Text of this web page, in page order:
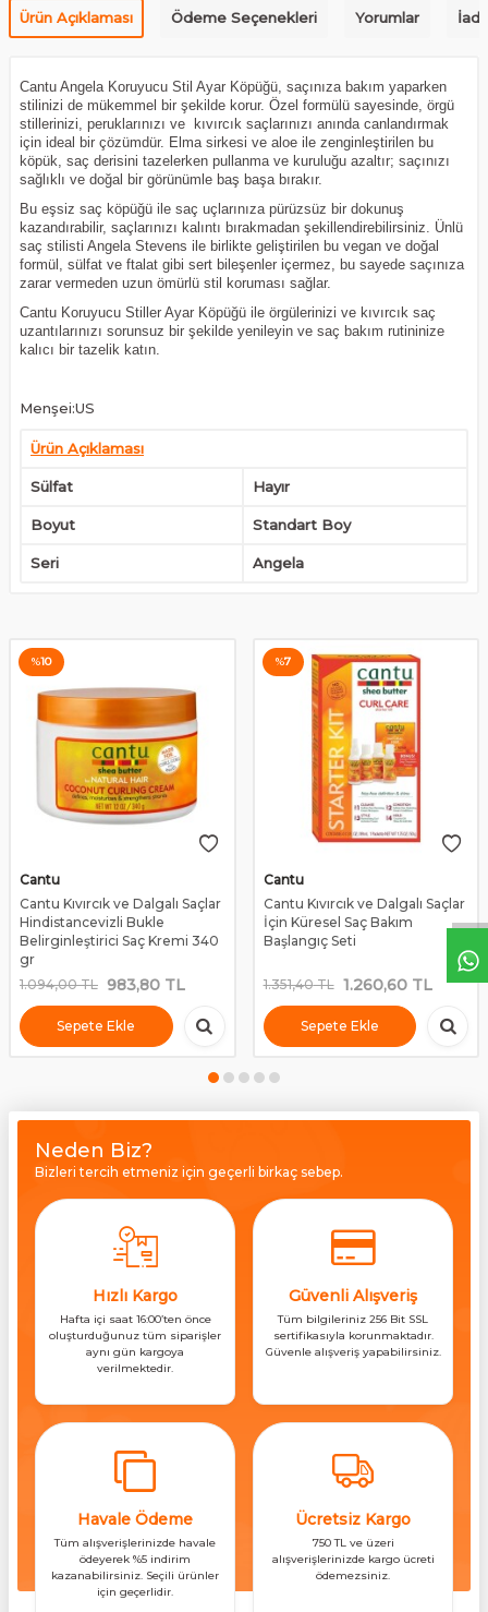
Ürün Açıklaması Ödeme Seçenekleri Yorumlar
Cantu Angela Koruyucu Stil Ayar Köpüğü, saçınıza bakım yaparken
stilinizi de mükemmel bir şekilde korur. Özel formülü sayesinde, örgü
stillerinizi, peruklarınızı ve kıvırcık saçlarınızı anında canlandırmak
için ideal bir çözümdür. Elma sirkesi ve aloe ile zenginleştirilen bu
köpük, saç derisini tazelerken pullanma ve kuruluğu azaltır; saçınızı
sağlıklı ve doğal bir görünümle baş başa bırakır.
Bu eşsiz saç köpüğü ile saç uçlarınıza pürüzsüz bir dokunuş
kazandırabilir, saçlarınızı kalıntı bırakmadan şekillendirebilirsiniz. Ünlü
saç stilisti Angela Stevens ile birlikte geliştirilen bu vegan ve doğal
formül, sülfat ve ftalat gibi sert bileşenler içermez, bu sayede saçınıza
zarar vermeden uzun ömürlü stil koruması sağlar.
Cantu Koruyucu Stiller Ayar Köpüğü ile örgülerinizi ve kıvırcık saç
uzantılarınızı sorunsuz bir şekilde yenileyin ve saç bakım rutininize
kalıcı bir tazelik katın.
Menşei:US
Ürün Açıklaması
Sülfat Hayır
Boyut Standart Boy
Seri Angela
%10
Cantu
Cantu Kıvırcık ve Dalgalı Saçlar
Hindistancevizli Bukle
Belirginleştirici Saç Kremi 340
gr
1.094,00TL 983,80 TL
Sepete Ekle
%7
Cantu
Cantu Kıvırcık ve Dalgalı Saçlar
İçin Küresel Saç Bakım
Başlangıç Seti
1.351,40TL 1.260,60TL
Sepete Ekle
Neden Biz?
Bizleri tercih etmeniz için geçerli birkaç sebep.
Hızlı Kargo
Hafta içi saat 16:00’ten önce
oluşturduğunuz tüm siparişler
aynı gün kargoya
verilmektedir.
Güvenli Alışveriş
Tüm bilgileriniz 256 Bit SSL
sertifikasıyla korunmaktadır.
Güvenle alışveriş yapabilirsiniz.
Havale Ödeme
Tüm alışverişlerinizde havale
ödeyerek %5 indirim
kazanabilirsiniz. Seçili ürünler
için geçerlidir.
Ücretsiz Kargo
750 TL ve üzeri
alışverişlerinizde kargo ücreti
ödemezsiniz.